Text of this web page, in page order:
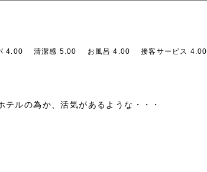
4.00 清潔感 5.00 お風呂 4.00 接客サービス 4.00
ルの為か、活気があるような・・・